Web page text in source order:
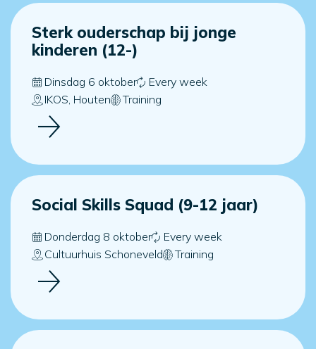
Sterk ouderschap bij jonge
kinderen (12-)
Dinsdag 6 oktober
Every week
IKOS, Houten
Training
Social Skills Squad (9-12 jaar)
Donderdag 8 oktober
Every week
Cultuurhuis Schoneveld
Training